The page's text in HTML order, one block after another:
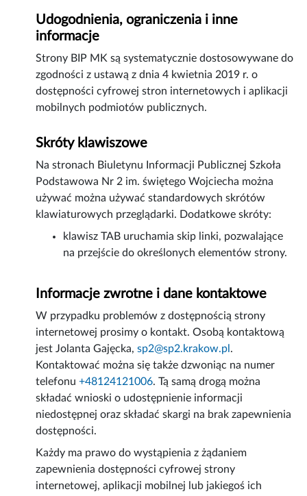
Udogodnienia, ograniczenia i inne
informacje
Strony BIP MK są systematycznie dostosowywane do
zgodności z ustawą z dnia 4 kwietnia 2019 r. o
dostępności cyfrowej stron internetowych i aplikacji
mobilnych podmiotów publicznych.
Skróty klawiszowe
Na stronach Biuletynu Informacji Publicznej Szkoła
Podstawowa Nr 2 im. świętego Wojciecha można
używać można używać standardowych skrótów
klawiaturowych przeglądarki. Dodatkowe skróty:
klawisz TAB uruchamia skip linki, pozwalające
na przejście do określonych elementów strony.
Informacje zwrotne i dane kontaktowe
W przypadku problemów z dostępnością strony
internetowej prosimy o kontakt. Osobą kontaktową
jestJolanta Gajęcka,sp2@sp2.krakow.pl .
Kontaktować można się także dzwoniąc na numer
telefonu+48124121006. Tą samą drogą można
składać wnioski o udostępnienie informacji
niedostępnej oraz składać skargi na brak zapewnienia
dostępności.
Każdy ma prawo do wystąpienia z żądaniem
zapewnienia dostępności cyfrowej strony
internetowej, aplikacji mobilnej lub jakiegoś ich